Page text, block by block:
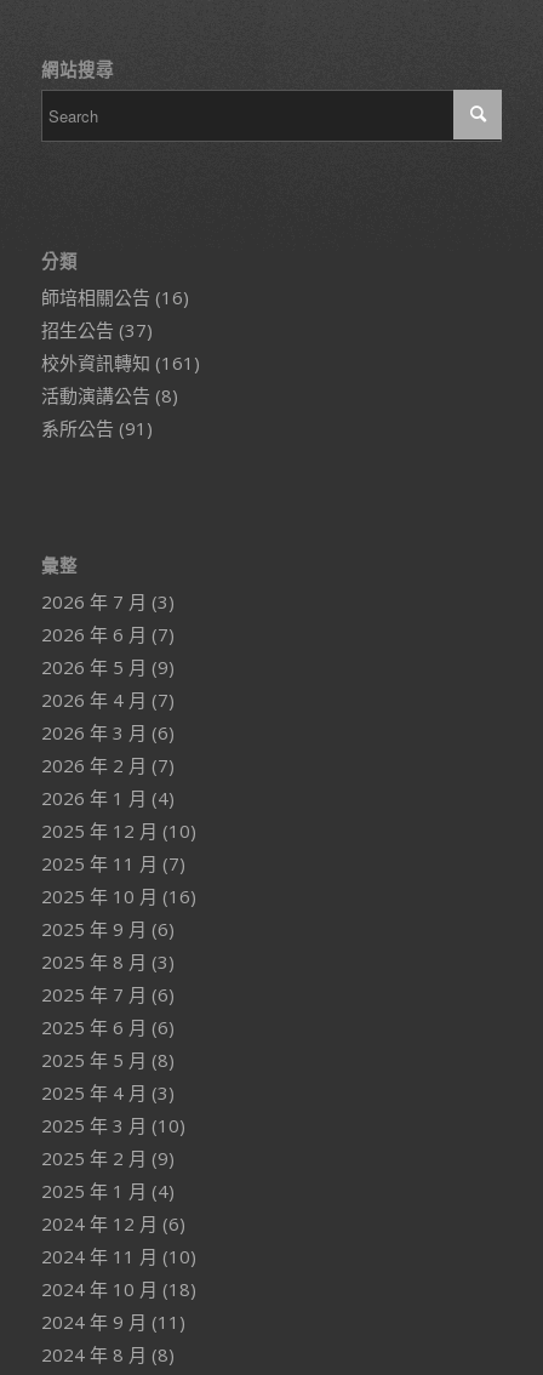
網站搜尋
分類
師培相關公告 (16)
招生公告 (37)
校外資訊轉知 (161)
活動演講公告 (8)
系所公告 (91)
彙整
2026 年 7 月 (3)
2026 年 6 月 (7)
2026 年 5 月 (9)
2026 年 4 月 (7)
2026 年 3 月 (6)
2026 年 2 月 (7)
2026 年 1 月 (4)
2025 年 12 月 (10)
2025 年 11 月 (7)
2025 年 10 月 (16)
2025 年 9 月 (6)
2025 年 8 月 (3)
2025 年 7 月 (6)
2025 年 6 月 (6)
2025 年 5 月 (8)
2025 年 4 月 (3)
2025 年 3 月 (10)
2025 年 2 月 (9)
2025 年 1 月 (4)
2024 年 12 月 (6)
2024 年 11 月 (10)
2024 年 10 月 (18)
2024 年 9 月 (11)
2024 年 8 月 (8)